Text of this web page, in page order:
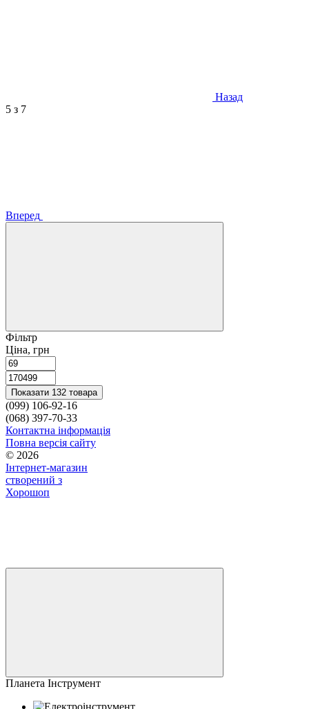
Назад
5 з 7
Вперед
Фільтр
Ціна, грн
Показати 132 товара
(099) 106-92-16
(068) 397-70-33
Контактна інформація
Повна версія сайту
© 2026
Інтернет-магазин
створений з
Хорошоп
Планета Інструмент